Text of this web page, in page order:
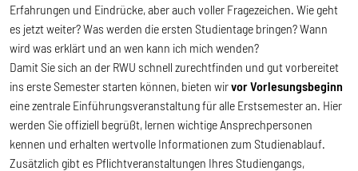
Erfahrungen und Eindrücke, aber auch voller Fragezeichen. Wie geht
es jetzt weiter? Was werden die ersten Studientage bringen? Wann
wird was erklärt und an wen kann ich mich wenden?
Damit Sie sich an der RWU schnell zurechtfinden und gut vorbereitet
ins erste Semester starten können, bieten wirvor Vorlesungsbeginn
eine zentrale Einführungsveranstaltung für alle Erstsemester an. Hier
werden Sie offiziell begrüßt, lernen wichtige Ansprechpersonen
kennen und erhalten wertvolle Informationen zum Studienablauf.
Zusätzlich gibt es Pflichtveranstaltungen Ihres Studiengangs,